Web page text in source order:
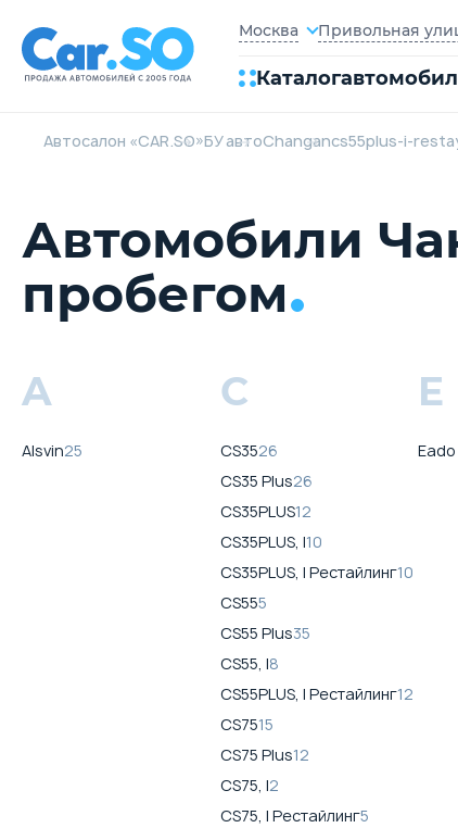
Москва Привольная
Каталог
Автосалон «CAR.SO»БУ автоChangancs55plus-i-
Автомобили
пробегом
A
Alsvin25
C
CS3526
CS35 Plus26
CS35PLUS12
CS35PLUS, I10
CS35PLUS, I Рестайлинг10
CS555
CS55 Plus35
CS55, I8
CS55PLUS, I Рестайлинг12
CS7515
CS75 Plus12
CS75, I2
CS75, I Рестайлинг5
E